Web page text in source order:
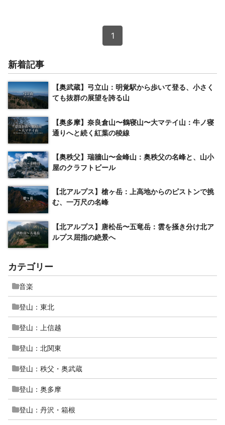
1
新着記事
【奥武蔵】弓立山：明覚駅から歩いて登る、小さく
ても抜群の展望を誇る山
【奥多摩】奈良倉山〜鶴寝山〜大マテイ山：牛ノ寝
通りへと続く紅葉の稜線
【奥秩父】瑞牆山〜金峰山：奥秩父の名峰と、山小
屋のクラフトビール
【北アルプス】槍ヶ岳：上高地からのピストンで挑
む、一万尺の名峰
【北アルプス】唐松岳〜五竜岳：雲を掻き分け北ア
ルプス屈指の絶景へ
カテゴリー
音楽
登山：東北
登山：上信越
登山：北関東
登山：秩父・奥武蔵
登山：奥多摩
登山：丹沢・箱根